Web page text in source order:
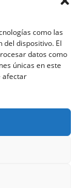
como las
dispositivo. El
datos como
únicas en este
afectar